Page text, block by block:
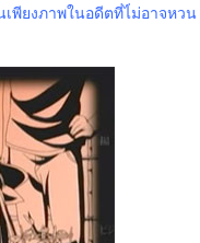
พียงภาพในอดีตที่ไ่ม่อาจหวน